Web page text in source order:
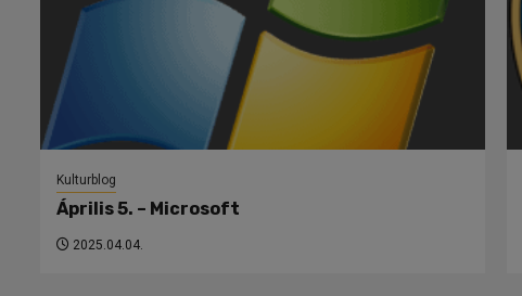
Kulturblog
Április 5. – Microsoft
2025.04.04.